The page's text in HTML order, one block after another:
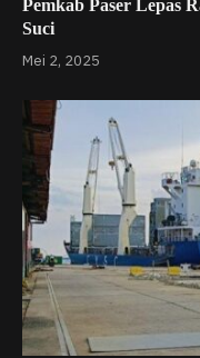
Pemkab Paser Lepas
Suci
Mei 2, 2025